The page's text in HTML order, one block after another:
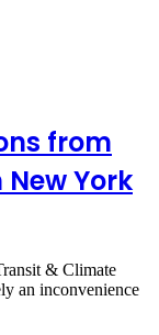
from
York
& Climate
an inconvenience